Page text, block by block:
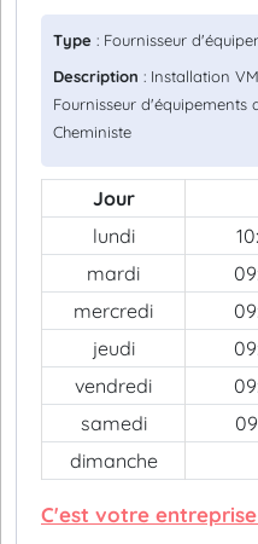
Type : Fournisseur
Description : Installation
Fournisseur d'équipements
Cheministe
Jour
lundi
mardi
mercredi
jeudi
vendredi
samedi
dimanche
C'est votre